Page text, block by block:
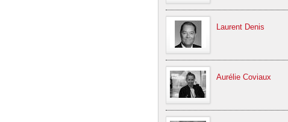
Laurent Denis
Aurélie Coviaux